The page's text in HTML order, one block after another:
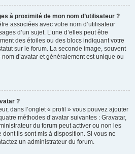
à proximité de mon nom d’utilisateur ?
associées avec votre nom d’utilisateur
d’un sujet. L’une d’elles peut être
des étoiles ou des blocs indiquant votre
sur le forum. La seconde image, souvent
d’avatar et généralement est unique ou
?
dans l’onglet « profil » vous pouvez ajouter
méthodes d’avatar suivantes : Gravatar,
du forum peut activer ou non les
ils sont mis à disposition. Si vous ne
un administrateur du forum.